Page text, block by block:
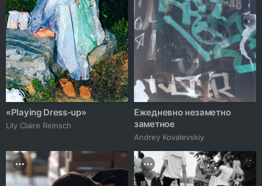
«Playing Dress-up»
Lily Claire Reinsch
Ежедневно незаметно
заметное
Andrey Kovalevskiy